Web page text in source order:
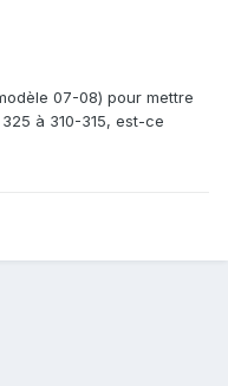
07-08) pour mettre
à 310-315, est-ce